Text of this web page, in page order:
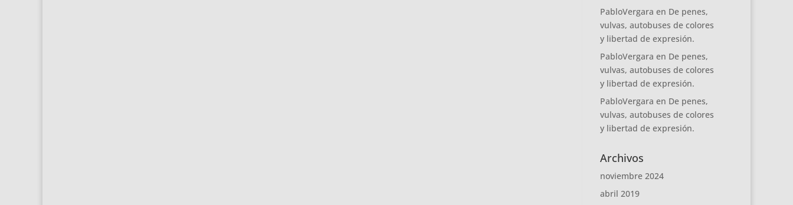
PabloVergara en De penes,
vulvas, autobuses de colores
y libertad de expresión.
PabloVergara en De penes,
vulvas, autobuses de colores
y libertad de expresión.
PabloVergara en De penes,
vulvas, autobuses de colores
y libertad de expresión.
Archivos
noviembre 2024
abril 2019